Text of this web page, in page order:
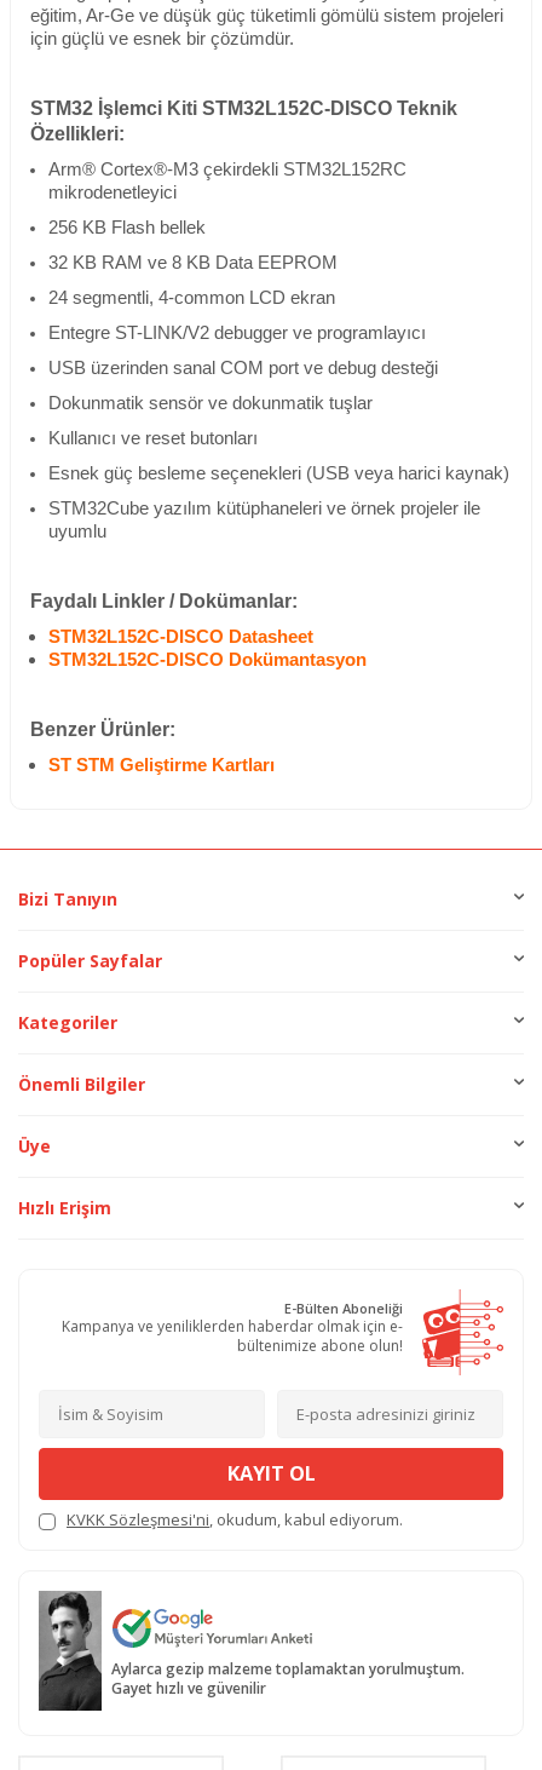
eğitim, Ar-Ge ve düşük güç tüketimli gömülü sistem projeleri
için güçlü ve esnek bir çözümdür.
STM32 İşlemci Kiti STM32L152C-DISCO Teknik
Özellikleri:
Arm® Cortex®-M3 çekirdekli STM32L152RC
mikrodenetleyici
256 KB Flash bellek
32 KB RAM ve 8 KB Data EEPROM
24 segmentli, 4-common LCD ekran
Entegre ST-LINK/V2 debugger ve programlayıcı
USB üzerinden sanal COM port ve debug desteği
Dokunmatik sensör ve dokunmatik tuşlar
Kullanıcı ve reset butonları
Esnek güç besleme seçenekleri (USB veya harici kaynak)
STM32Cube yazılım kütüphaneleri ve örnek projeler ile
uyumlu
Faydalı Linkler / Dokümanlar:
STM32L152C-DISCO Datasheet
STM32L152C-DISCO Dokümantasyon
Benzer Ürünler:
ST STM Geliştirme Kartları
Bizi Tanıyın
Popüler Sayfalar
Kategoriler
Önemli Bilgiler
Üye
Hızlı Erişim
E-Bülten Aboneliği
Kampanya ve yeniliklerden haberdar olmak için e-
bültenimize abone olun!
KAYIT OL
KVKK Sözleşmesi'ni, okudum, kabul ediyorum.
Aylarca gezip malzeme toplamaktan yorulmuştum.
Gayet hızlı ve güvenilir